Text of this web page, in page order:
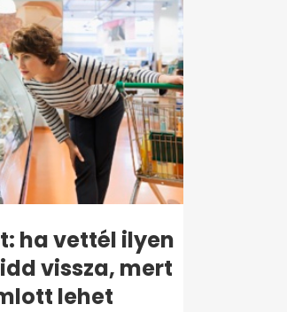
ha vettél ilyen
vissza, mert
lehet